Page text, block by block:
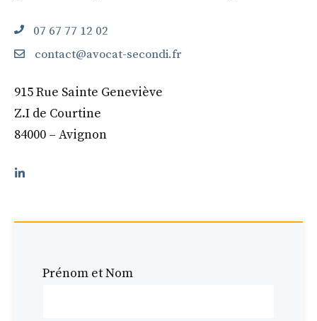
07 67 77 12 02
contact@avocat-secondi.fr
915 Rue Sainte Geneviève
Z.I de Courtine
84000 – Avignon
Prénom et Nom